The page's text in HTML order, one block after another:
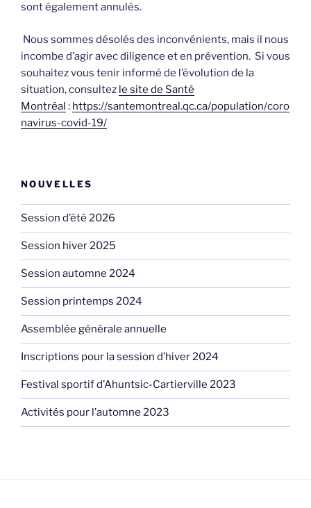
sont également annulés.
Nous sommes désolés des inconvénients, mais il nous
incombe d’agir avec diligence et en prévention. Si vous
souhaitez vous tenir informé de l’évolution de la
situation, consultez le site de Santé
Montréal : https://santemontreal.qc.ca/population/coro
navirus-covid-19/
NOUVELLES
Session d’été 2026
Session hiver 2025
Session automne 2024
Session printemps 2024
Assemblée générale annuelle
Inscriptions pour la session d’hiver 2024
Festival sportif d’Ahuntsic-Cartierville 2023
Activités pour l’automne 2023